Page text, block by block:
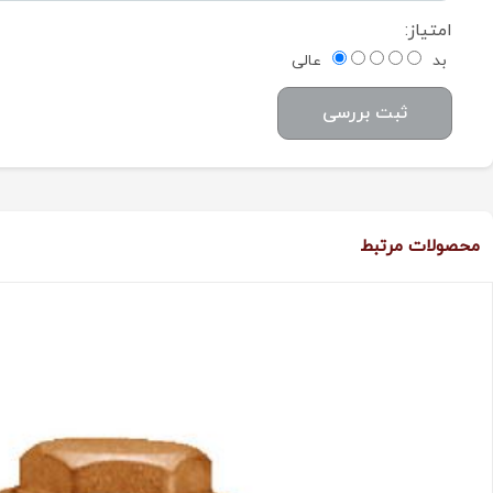
امتیاز:
بد عالی
ثبت بررسی
محصولات مرتبط